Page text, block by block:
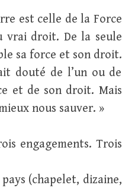
est celle de la Force
vrai droit. De la seule
sa force et son droit.
douté de l’un ou de
et de son droit. Mais
nous sauver. »
engagements. Trois
(chapelet, dizaine,